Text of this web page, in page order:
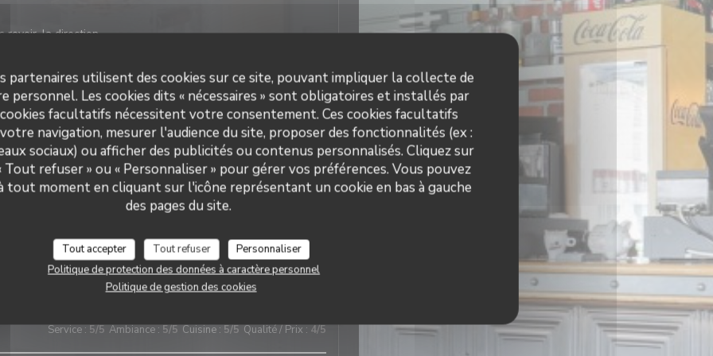
partenaires utilisent des cookies sur ce site, pouvant impliquer la collecte de
personnel. Les cookies dits « nécessaires » sont obligatoires et installés par
facultatifs nécessitent votre consentement. Ces cookies facultatifs
navigation, mesurer l'audience du site, proposer des fonctionnalités (ex :
sociaux) ou afficher des publicités ou contenus personnalisés. Cliquez sur
Tout refuser » ou « Personnaliser » pour gérer vos préférences. Vous pouvez
tout moment en cliquant sur l'icône représentant un cookie en bas à gauche
des pages du site.
Tout accepter Tout refuser
Personnaliser
Politique de protection des données à caractère personnel
Politique de gestion des cookies
revoir, la direction
Service :4/5 Ambiance: 4/5 Cuisine:4/5 Qualité / Prix:5/5
revoir, la direction
Ambiance:5/5 Cuisine :4/5
revoir, la direction
Service: 5/5 Ambiance:5/5 Cuisine:5/5 Qualité / Prix:4/5